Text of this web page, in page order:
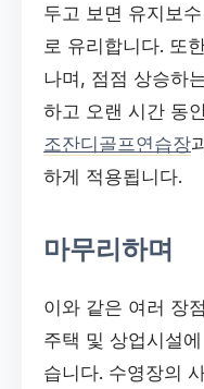
두고 보면 유지보
로 유리합니다. 또
나며, 점점 상승하
하고 오랜 시간 동
조잔디골프연습장
하게 적용됩니다.
마무리하며
이와 같은 여러 장
주택 및 상업시설
습니다. 수영장의